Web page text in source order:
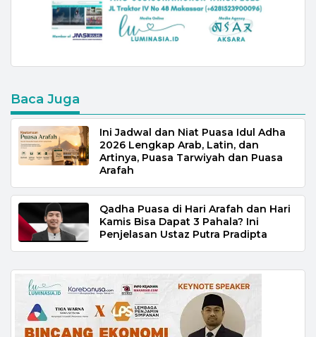
Baca Juga
Ini Jadwal dan Niat Puasa Idul Adha
2026 Lengkap Arab, Latin, dan
Artinya, Puasa Tarwiyah dan Puasa
Arafah
Qadha Puasa di Hari Arafah dan Hari
Kamis Bisa Dapat 3 Pahala? Ini
Penjelasan Ustaz Putra Pradipta